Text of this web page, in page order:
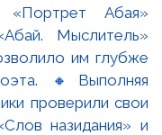
«Портрет Абая»
Мыслитель»
им глубже
🔸Выполняя
проверили свои
назидания» и